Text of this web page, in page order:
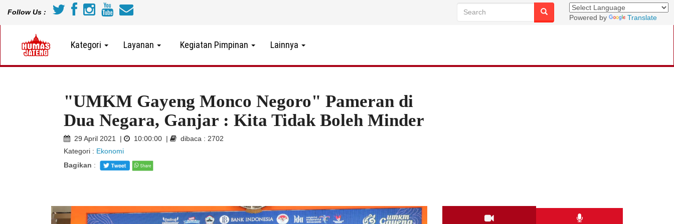
Follow Us :
Powered by Translate
Kategori Layanan Kegiatan Pimpinan Lainnya
"UMKM Gayeng Monco Negoro" Pameran di
Dua Negara, Ganjar : Kita Tidak Boleh Minder
29 April 2021 | 10:00:00 |
dibaca : 2702
Kategori : Ekonomi
Bagikan :